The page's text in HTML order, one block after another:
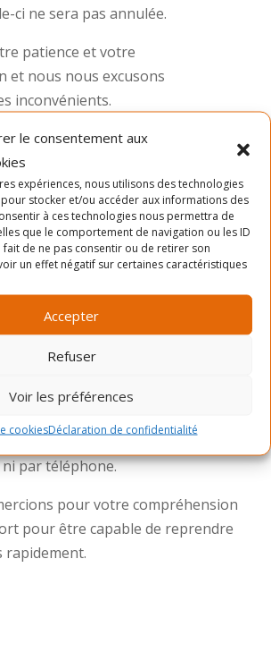
le consentement aux
expériences, nous utilisons des technologies
stocker et/ou accéder aux informations des
à ces technologies nous permettra de
que le comportement de navigation ou les ID
fait de ne pas consentir ou de retirer son
un effet négatif sur certaines caractéristiques
Accepter
Refuser
Voir les préférences
cookiesDéclaration de confidentialité
ci ne sera pas annulée.
patience et votre
et nous nous excusons
inconvénients.
de service éprouve un
Selon les plus récentes
impossible de faire les inscriptions
par téléphone.
pour votre compréhension
pour être capable de reprendre
rapidement.